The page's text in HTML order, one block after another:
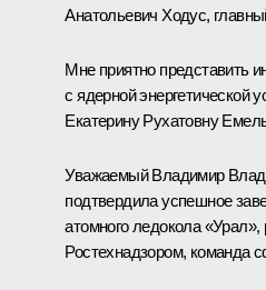
Анатольевич Ходус,
Мне приятно представить
с ядерной энергетической
Екатерину Рухатовну
Уважаемый Владимир
подтвердила успешное
атомного ледокола
Ростехнадзором, команда